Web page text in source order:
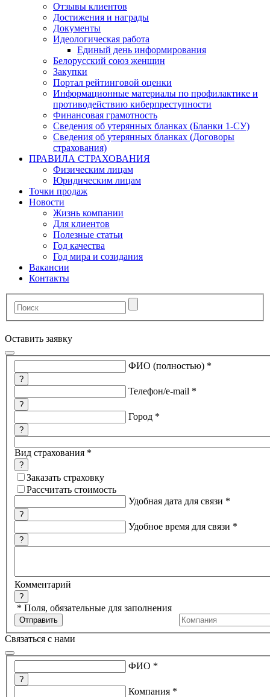
Отзывы клиентов
Достижения и награды
Документы
Идеологическая работа
Единый день информирования
Белорусский союз женщин
Закупки
Портал рейтинговой оценки
Информационные материалы по профилактике и
противодействию киберпреступности
Финансовая грамотность
Сведения об утерянных бланках (Бланки 1-СУ)
Сведения об утерянных бланках (Договоры
страхования)
ПРАВИЛА СТРАХОВАНИЯ
Физическим лицам
Юридическим лицам
Точки продаж
Новости
Жизнь компании
Для клиентов
Полезные статьи
Год качества
Год мира и созидания
Вакансии
Контакты
Оставить заявку
ФИО (полностью) *
?
Телефон/e-mail *
?
Город *
?
Вид страхования *
?
Заказать страховку
Рассчитать стоимость
Удобная дата для связи *
?
Удобное время для связи *
?
Комментарий
?
* Поля, обязательные для заполнения
Связаться с нами
ФИО *
?
Компания *